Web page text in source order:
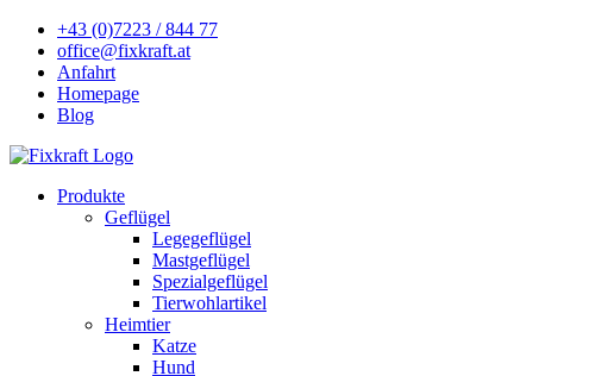
+43 (0)7223 / 844 77
office@fixkraft.at
Anfahrt
Homepage
Blog
Produkte
Geflügel
Legegeflügel
Mastgeflügel
Spezialgeflügel
Tierwohlartikel
Heimtier
Katze
Hund